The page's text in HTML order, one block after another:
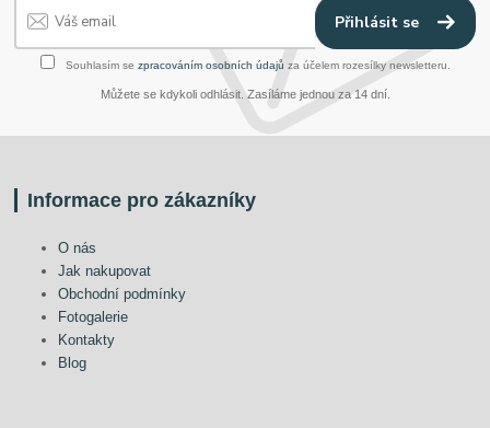
Přihlásit se
Souhlasím se zpracováním osobních údajů za účelem rozesílky newsletteru.
Můžete se kdykoli odhlásit. Zasíláme jednou za 14 dní.
Informace pro zákazníky
O nás
Jak nakupovat
Obchodní podmínky
Fotogalerie
Kontakty
Blog